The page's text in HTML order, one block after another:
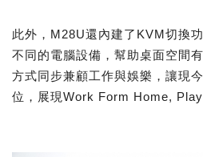
此外，M28U還內建了KVM切換
不同的電腦設備，幫助桌面空間
方式同步兼顧工作與娛樂，讓現
位，展現Work Form Home, Play